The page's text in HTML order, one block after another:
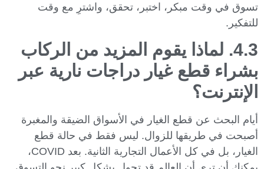
تسوق في وقت مبكر، اختبر، تحقق، واشترِ مع وقت
للتفكير.
4.3. لماذا يقوم المزيد من الركاب
بشراء قطع غيار دراجات نارية عبر
الإنترنت؟
أيام البحث عن قطع الغيار في الأسواق الضيقة والمغبرة
أصبحت في طريقها للزوال. ليس فقط في حالة قطع
الغيار، بل في كل الأعمال التجارية الثانية. بعد COVID،